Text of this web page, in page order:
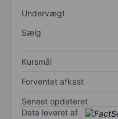
Undervægt
Sælg
Kursmål
Forventet afkast
Senest opdateret
Data leveret af